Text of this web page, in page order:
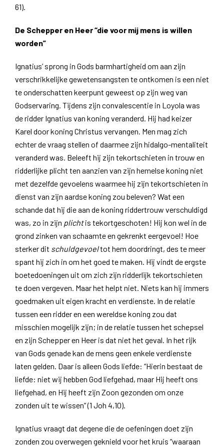
61).
De Schepper en Heer “die voor mij mens is willen
worden”
Ignatius’ sprong in Gods barmhartigheid om aan zijn
verschrikkelijke gewetensangsten te ontkomen is een niet
te onderschatten keerpunt geweest op zijn weg van
Godservaring. Tijdens zijn convalescentie in Loyola was
de ridder Ignatius van koning veranderd. Hij had keizer
Karel door koning Christus vervangen. Men mag zich
echter de vraag stellen of daarmee zijn hidalgo-mentaliteit
veranderd was. Beleeft hij zijn tekortschieten in trouw en
ridderlijke plicht ten aanzien van zijn hemelse koning niet
met dezelfde gevoelens waarmee hij zijn tekortschieten in
dienst van zijn aardse koning zou beleven? Wat een
schande dat hij die aan de koning riddertrouw verschuldigd
was, zo in zijn plichtis tekortgeschoten! Hij kon wel in de
grond zinken van schaamte en gekrenkt eergevoel! Hoe
sterker dit schuldgevoeltot hem doordringt, des te meer
spant hij zich in om het goed te maken. Hij vindt de ergste
boetedoeningen uit om zich zijn ridderlijk tekortschieten
te doen vergeven. Maar het helpt niet. Niets kan hij immers
goedmaken uit eigen kracht en verdienste. In de relatie
tussen een ridder en een wereldse koning zou dat
misschien mogelijk zijn; in de relatie tussen het schepsel
en zijn Schepper en Heer is dat niet het geval. In het rijk
van Gods genade kan de mens geen enkele verdienste
laten gelden. Daar is alleen Gods liefde: “Hierin bestaat de
liefde: niet wij hebben God liefgehad, maar Hij heeft ons
liefgehad, en Hij heeft zijn Zoon gezonden om onze
zonden uit te wissen” (1 Joh 4,10).
Ignatius vraagt dat degene die de oefeningen doet zijn
zonden zou overwegen geknield voor het kruis “waaraan